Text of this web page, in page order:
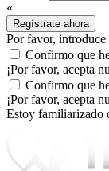
«
Regístrate ahora
Por favor,
Confirmo que
¡Por favor, acepta
Confirmo que
¡Por favor, acepta
Estoy familiarizado